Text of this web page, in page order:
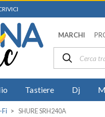
MARCHI
Tastiere Dj
Fi SHURE SRH240A